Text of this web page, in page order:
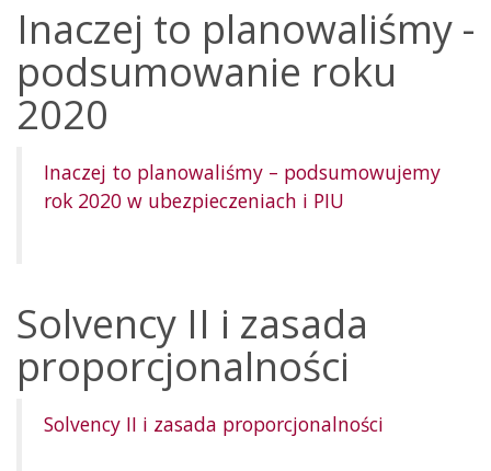
Inaczej to planowaliśmy -
podsumowanie roku
2020
Inaczej to planowaliśmy – podsumowujemy
rok 2020 w ubezpieczeniach i PIU
Solvency II i zasada
proporcjonalności
Solvency II i zasada proporcjonalności